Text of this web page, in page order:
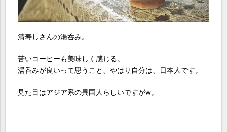
清寿しさんの湯呑み。
苦いコーヒーも美味しく感じる。
湯呑みが良いって思うこと、やはり自分は、日本人です。
見た目はアジア系の異国人らしいですがw。